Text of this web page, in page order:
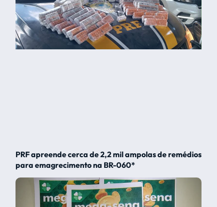
PRF apreende cerca de 2,2 mil ampolas de remédios
para emagrecimento na BR-060*